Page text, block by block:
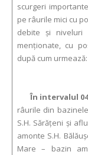
scurgeri
pe râurile mici cu
debite şi niveluri
menţionate, cu
după cum urmează:
În intervalul
râurile din
S.H. Sărăţeni şi
amonte S.H.
Mare – bazin